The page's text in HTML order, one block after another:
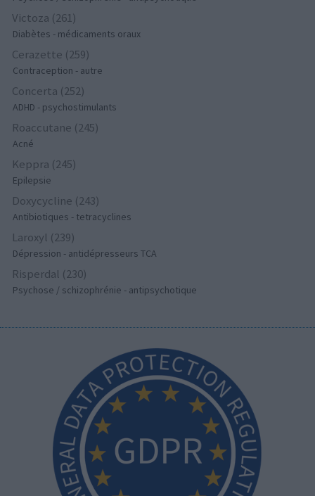
Victoza (261)
Diabètes - médicaments oraux
Cerazette (259)
Contraception - autre
Concerta (252)
ADHD - psychostimulants
Roaccutane (245)
Acné
Keppra (245)
Epilepsie
Doxycycline (243)
Antibiotiques - tetracyclines
Laroxyl (239)
Dépression - antidépresseurs TCA
Risperdal (230)
Psychose / schizophrénie - antipsychotique